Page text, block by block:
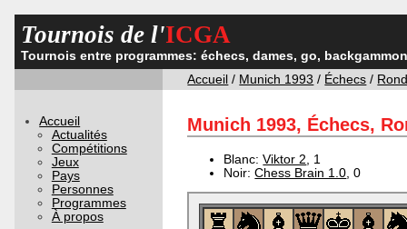
Tournois de l'ICGA
Tournois entre programmes: échecs, dames, go,
Accueil / Munich 1993 / Échecs /
Accueil
Actualités
Compétitions
Jeux
Pays
Personnes
Programmes
À propos
Munich 1993, Échecs,
Blanc:Viktor 2 , 1
Noir:Chess Brain 1.0 , 0